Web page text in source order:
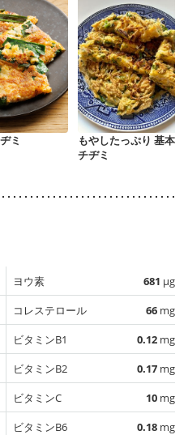
ミ
もやしたっぷり 基本の
チヂミ
ヨウ素 681 µg
コレステロール
66 mg
ビタミンB1
0.12 mg
ビタミンB2
0.17 mg
ビタミンC
10 mg
ビタミンB6
0.18 mg